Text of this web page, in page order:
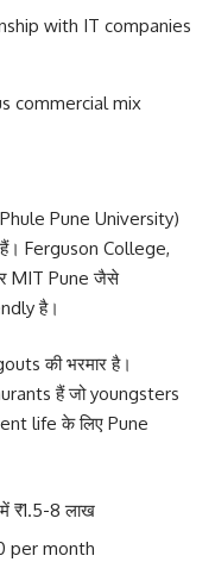
with IT companies
commercial mix
Pune University)
Ferguson College,
MIT Pune जैसे
है।
की भरमार है।
हैं जो youngsters
life के लिए Pune
₹1.5-8 लाख
per month